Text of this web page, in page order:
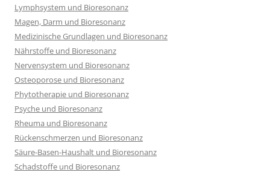
Lymphsystem und Bioresonanz
Magen, Darm und Bioresonanz
Medizinische Grundlagen und Bioresonanz
Nährstoffe und Bioresonanz
Nervensystem und Bioresonanz
Osteoporose und Bioresonanz
Phytotherapie und Bioresonanz
Psyche und Bioresonanz
Rheuma und Bioresonanz
Rückenschmerzen und Bioresonanz
Säure-Basen-Haushalt und Bioresonanz
Schadstoffe und Bioresonanz